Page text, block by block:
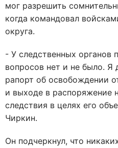
мог разрешить
когда командовал
округа.
- У следственных
вопросов нет и не было. Я
рапорт об освобождении
и выходе в распоряжение
следствия в целях его
Чиркин.
Он подчеркнул, что